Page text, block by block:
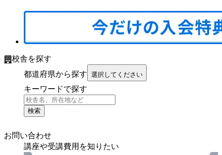
校舎を探す
都道府県から探す 選択してください
キーワードで探す
検索
お問い合わせ
講座や受講費用を知りたい